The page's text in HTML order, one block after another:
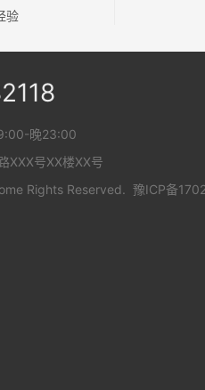
验
晚23:00
XXX号XX楼XX号
Rights Reserved. 豫ICP备